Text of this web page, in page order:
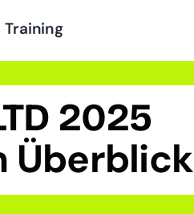
Training
2025
Überblick